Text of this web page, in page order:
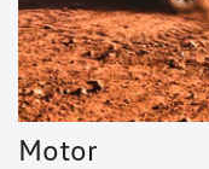
Motor